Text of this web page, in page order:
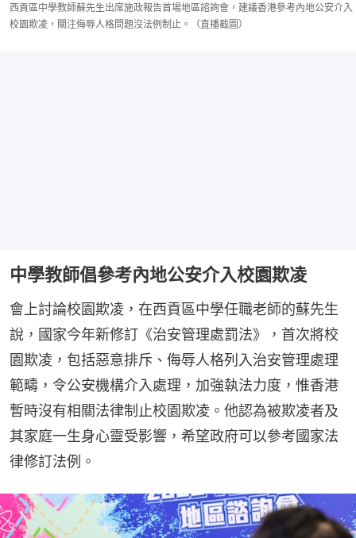
西貢區中學教師蘇先生出席施政報告首場地區諮詢會，建議香港參考內地公安介入
校園欺凌，關注侮辱人格問題沒法例制止。（直播截圖）
中學教師倡參考內地公安介入校園欺凌
會上討論校園欺凌，在西貢區中學任職老師的蘇先生
說，國家今年新修訂《治安管理處罰法》，首次將校
園欺凌，包括惡意排斥、侮辱人格列入治安管理處理
範疇，令公安機構介入處理，加強執法力度，惟香港
暫時沒有相關法律制止校園欺凌。他認為被欺凌者及
其家庭一生身心靈受影響，希望政府可以參考國家法
律修訂法例。